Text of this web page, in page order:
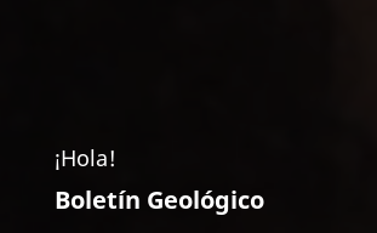
¡Hola!
Boletín Geológico